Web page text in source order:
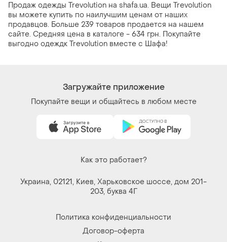
Продаж одежды Trevolution на shafa.ua. Вещи Trevolution
вы можете купить по наилучшим ценам от наших
продавцов. Больше 239 товаров продается на нашем
сайте. Средняя цена в каталоге - 634 грн. Покупайте
выгодно одеждк Trevolution вместе с Шафа!
Загружайте приложение
Покупайте вещи и общайтесь в любом месте
Как это работает?
Украина, 02121, Киев, Харьковское шоссе, дом 201-
203, буква 4Г
Политика конфиденциальности
Договор-оферта